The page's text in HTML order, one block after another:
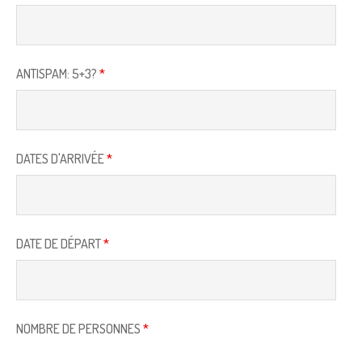
ANTISPAM: 5+3? *
DATES D'ARRIVÉE*
DATE DE DÉPART*
NOMBRE DE PERSONNES *